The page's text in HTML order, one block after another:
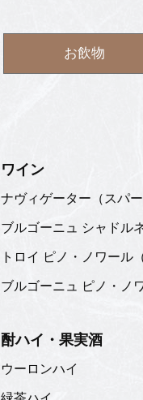
お飲物
ワイン
ナヴィゲーター（スパー
ブルゴーニュ シャドル
トロイ ピノ・ノワール
ブルゴーニュ ピノ・ノ
酎ハイ・果実酒
ウーロンハイ